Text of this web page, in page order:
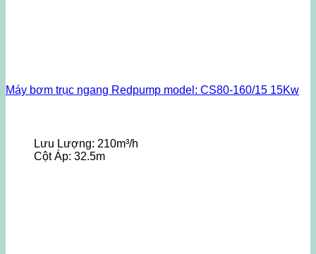
Máy bơm trục ngang Redpump model: CS80-160/15 15Kw
Lưu Lượng: 210m³/h
Cột Áp: 32.5m